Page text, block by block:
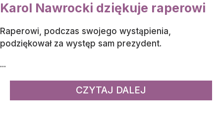
Karol Nawrocki dziękuje raperowi
Raperowi, podczas swojego wystąpienia,
podziękował za występ sam prezydent.
...
CZYTAJ DALEJ